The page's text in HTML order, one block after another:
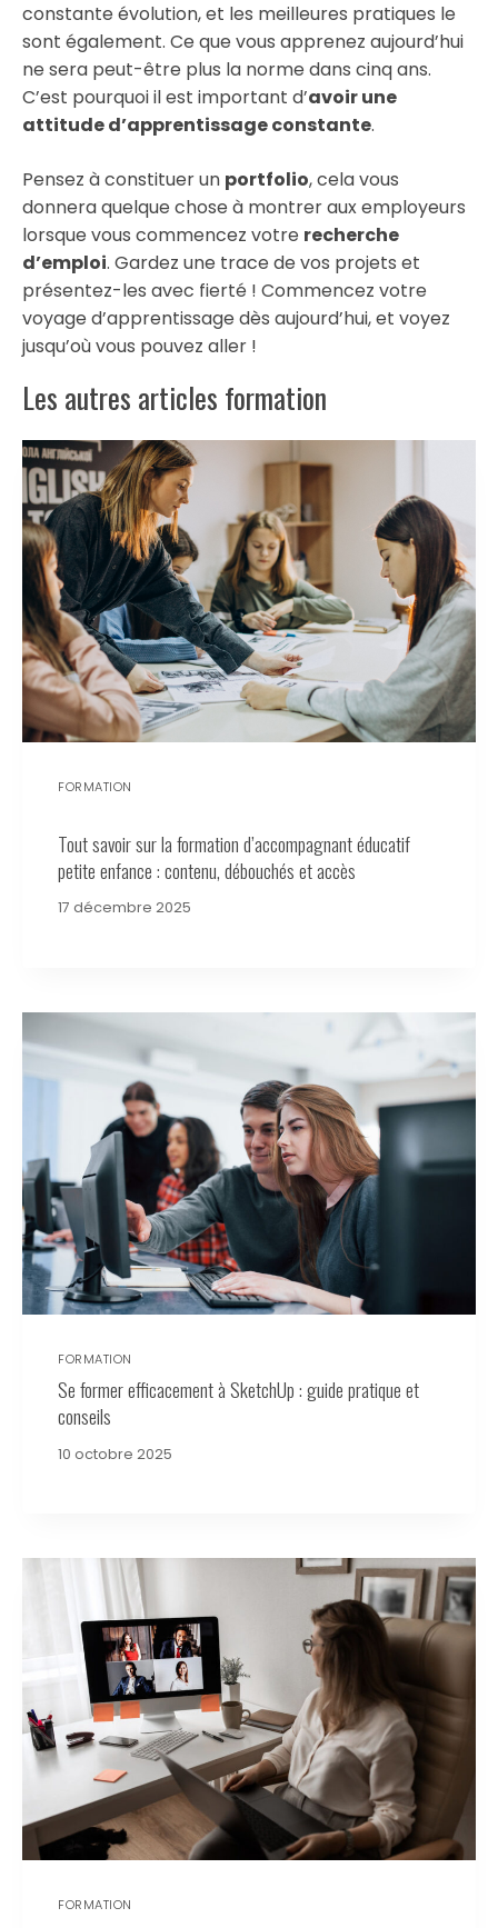
constante évolution, et les meilleures pratiques le
sont également. Ce que vous apprenez aujourd’hui
ne sera peut-être plus la norme dans cinq ans.
C’est pourquoi il est important d’avoir une
attitude d’apprentissage constante.
Pensez à constituer un portfolio, cela vous
donnera quelque chose à montrer aux employeurs
lorsque vous commencez votre recherche
d’emploi. Gardez une trace de vos projets et
présentez-les avec fierté ! Commencez votre
voyage d’apprentissage dès aujourd’hui, et voyez
jusqu’où vous pouvez aller !
Les autres articles formation
FORMATION
Tout savoir sur la formation d’accompagnant éducatif
petite enfance : contenu, débouchés et accès
17 décembre 2025
FORMATION
Se former efficacement à SketchUp : guide pratique et
conseils
10 octobre 2025
FORMATION